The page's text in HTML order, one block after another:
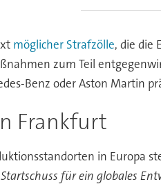
möglicher Strafzölle, die die
zum Teil
Benz oder Aston Martin
Frankfurt
in Europa
für ein globales